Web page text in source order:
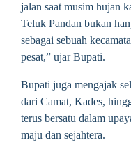
jalan saat musim hujan
Teluk Pandan bukan
sebagai sebuah
pesat,” ujar Bupati.
Bupati juga mengajak
dari Camat, Kades,
terus bersatu dalam
maju dan sejahtera.